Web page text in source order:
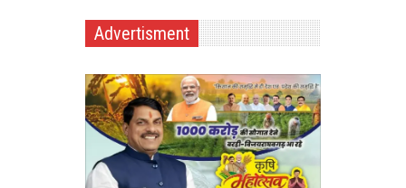
Advertisment